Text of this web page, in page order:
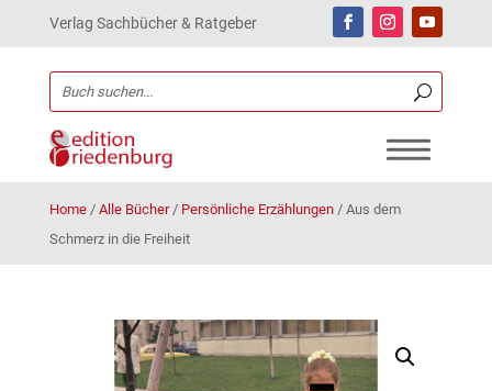
Verlag Sachbücher & Ratgeber
Home/ Alle Bücher/ Persönliche Erzählungen/ Aus dem
Schmerz in die Freiheit